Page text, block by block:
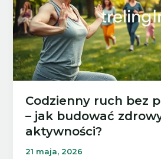
sposoby,
jak
w
końcu
je
pokonać
Codzienny ruch bez
– jak budować
aktywności?
21 maja, 2026